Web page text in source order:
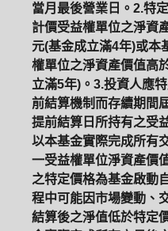
當月最後營業日。2.特
計價受益權單位之淨資
元(基金成立滿4年)或本
權單位之淨資產價值高
立滿5年)。3.投資人應
前結算機制而存續期間
提前結算日所持有之受
以本基金實際完成所有
一受益權單位淨資產價
之特定價格為基金啟動
程中可能因市場變動、
結算後之淨值低於特定